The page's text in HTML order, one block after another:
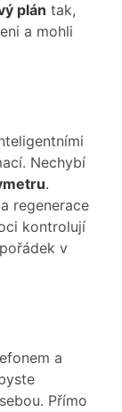
plán tak,
a mohli
Nechybí
.
regenerace
kontrolují
v
a
Přímo